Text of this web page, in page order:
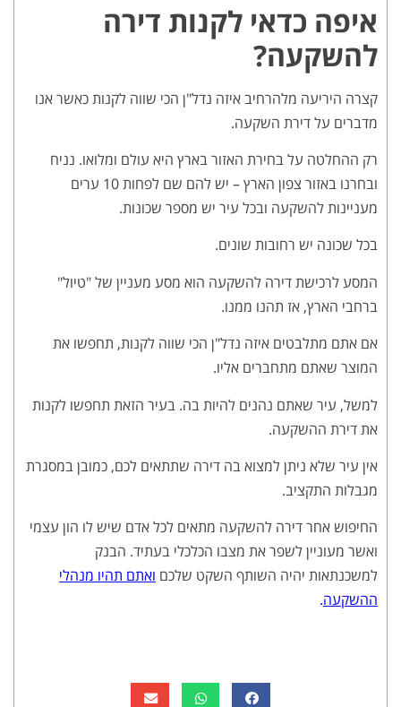
איפה כדאי לקנות דירה
להשקעה?
קצרה היריעה מלהרחיב איזה נדל"ן הכי שווה לקנות כאשר אנו
מדברים על דירת השקעה.
רק ההחלטה על בחירת האזור בארץ היא עולם ומלואו. נניח
ובחרנו באזור צפון הארץ – יש להם שם לפחות 10 ערים
מעניינות להשקעה ובכל עיר יש מספר שכונות.
בכל שכונה יש רחובות שונים.
המסע לרכישת דירה להשקעה הוא מסע מעניין של "טיול"
ברחבי הארץ, אז תהנו ממנו.
אם אתם מתלבטים איזה נדל"ן הכי שווה לקנות, תחפשו את
המוצר שאתם מתחברים אליו.
למשל, עיר שאתם נהנים להיות בה. בעיר הזאת תחפשו לקנות
את דירת ההשקעה.
אין עיר שלא ניתן למצוא בה דירה שתתאים לכם, כמובן במסגרת
מגבלות התקציב.
החיפוש אחר דירה להשקעה מתאים לכל אדם שיש לו הון עצמי
ואשר מעוניין לשפר את מצבו הכלכלי בעתיד. הבנק
למשכנתאות יהיה השותף השקט שלכם ואתם תהיו מנהלי
ההשקעה.